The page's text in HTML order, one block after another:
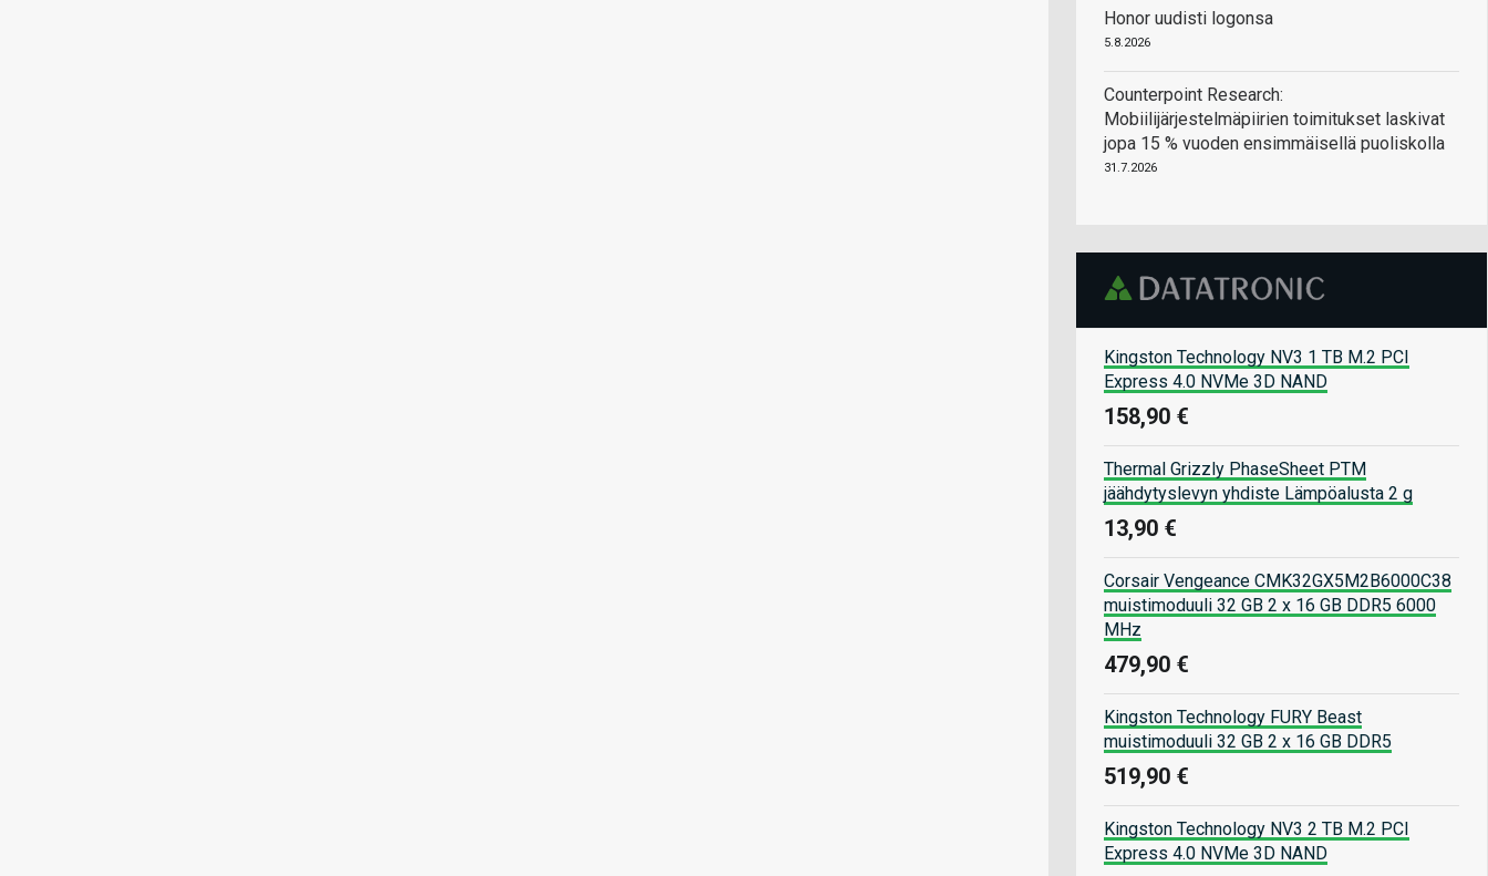
Honor uudisti logonsa
5.8.2026
Counterpoint Research:
Mobiilijärjestelmäpiirien toimitukset laskivat
jopa 15 % vuoden ensimmäisellä puoliskolla
31.7.2026
Kingston Technology NV3 1 TB M.2 PCI
Express 4.0 NVMe 3D NAND
158,90 €
Thermal Grizzly PhaseSheet PTM
jäähdytyslevyn yhdiste Lämpöalusta 2 g
13,90 €
Corsair Vengeance CMK32GX5M2B6000C38
muistimoduuli 32 GB 2 x 16 GB DDR5 6000
MHz
479,90 €
Kingston Technology FURY Beast
muistimoduuli 32 GB 2 x 16 GB DDR5
519,90 €
Kingston Technology NV3 2 TB M.2 PCI
Express 4.0 NVMe 3D NAND